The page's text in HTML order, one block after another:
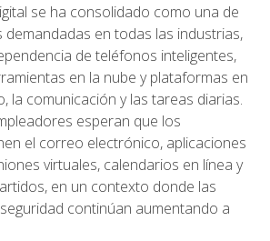
se ha consolidado como una de
demandadas en todas las industrias,
de teléfonos inteligentes,
en la nube y plataformas en
la comunicación y las tareas diarias.
esperan que los
el correo electrónico, aplicaciones
virtuales, calendarios en línea y
en un contexto donde las
continúan aumentando a